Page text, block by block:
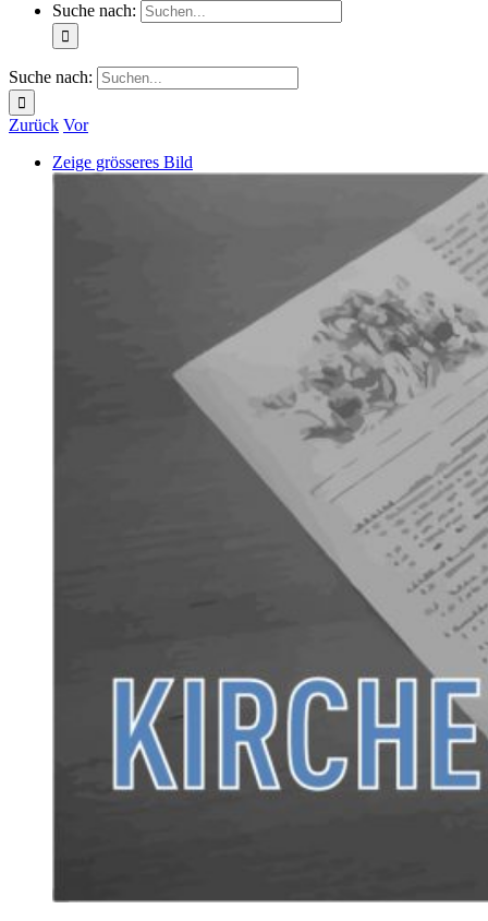
Suche nach:
Suche nach:
Zurück Vor
Zeige grösseres Bild